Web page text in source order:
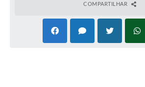
COMPARTILHAR